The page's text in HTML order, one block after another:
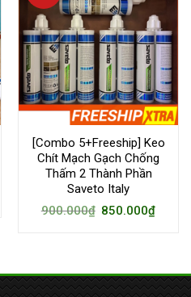
[Combo 5+Freeship] Keo
Chít Mạch Gạch Chống
Thấm 2 Thành Phần
Saveto Italy
900.000₫ 850.000₫